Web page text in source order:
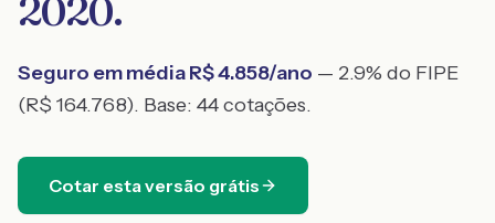
2020.
Seguro em média R$4.858/ano — 2.9% do FIPE
(R$ 164.768). Base: 44cotações.
Cotar esta versão grátis